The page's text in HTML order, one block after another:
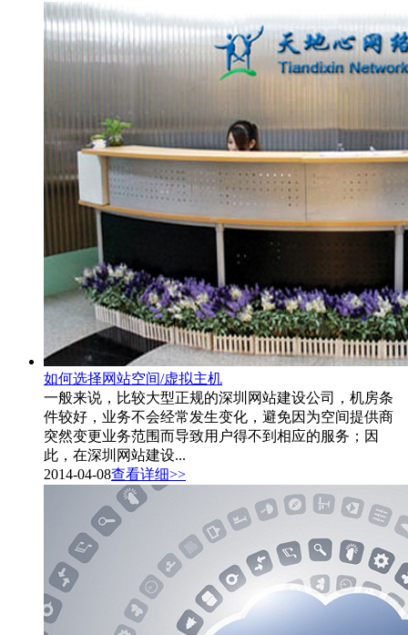
如何选择网站空间/虚拟主机
一般来说，比较大型正规的深圳网站建设公司，机房条
件较好，业务不会经常发生变化，避免因为空间提供商
突然变更业务范围而导致用户得不到相应的服务；因
此，在深圳网站建设...
2014-04-08查看详细>>